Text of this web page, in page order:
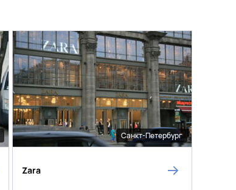
Санкт-Петербург
Zara